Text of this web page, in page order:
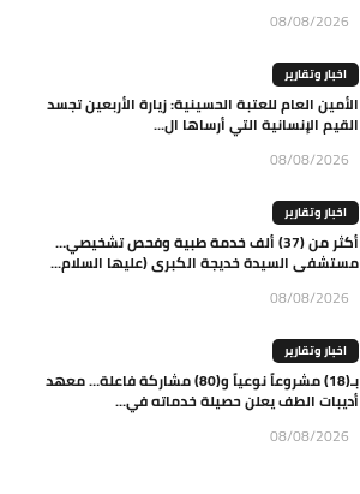
08/08/2026
اخبار وتقارير
الأمين العام للعتبة الحسينية: زيارة الأربعين تجسد
القيم الإنسانية التي أرساها ال...
08/08/2026
اخبار وتقارير
أكثر من (37) ألف خدمة طبية وفحص تشخيصي…
مستشفى السيدة خديجة الكبرى (عليها السلام...
08/08/2026
اخبار وتقارير
بـ(18) مشروعاً نوعياً و(80) مشاركة فاعلة… معهد
أديبات الطف يعلن حصيلة خدماته في...
08/08/2026